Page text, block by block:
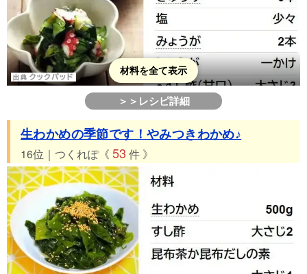
材料を全て表示
＞＞レシピ詳細
生わかめの季節です！やみつきわかめ♪
16位｜つくれぽ《 53 件 》